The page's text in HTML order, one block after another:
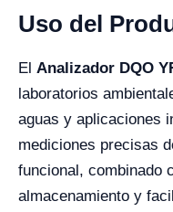
Uso del
El Analizador DQO
laboratorios
aguas y aplicaciones
mediciones precisas
funcional, combinado
almacenamiento y